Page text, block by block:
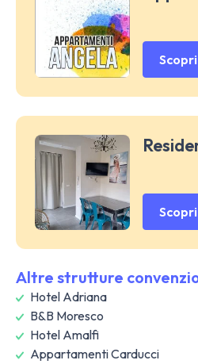
Altre strutture
Hotel Adriana
B&B Moresco
Hotel Amalfi
Appartamenti Carducci